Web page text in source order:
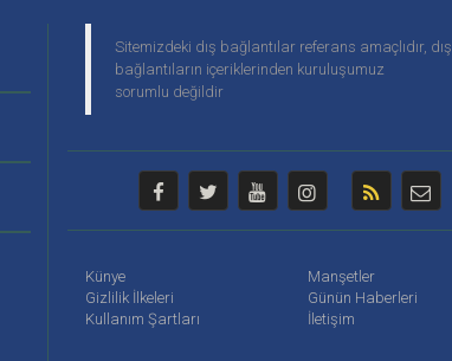
Sitemizdeki dış bağlantılar referans amaçlıdır, dış
bağlantıların içeriklerinden kuruluşumuz
sorumlu değildir
Künye
Gizlilik İlkeleri
Kullanım Şartları
Manşetler
Günün Haberleri
İletişim